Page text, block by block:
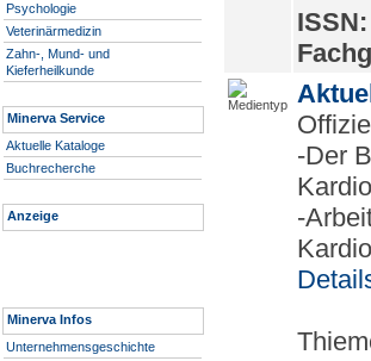
Psychologie
Veterinärmedizin
Zahn-, Mund- und
Kieferheilkunde
Minerva Service
Aktuelle Kataloge
Buchrecherche
Anzeige
Minerva Infos
Unternehmensgeschichte
-Der
-